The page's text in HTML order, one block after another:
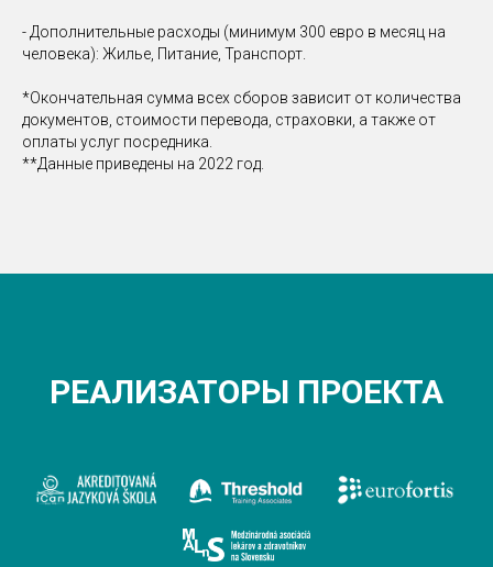
- Дополнительные расходы (минимум 300 евро в месяц на
человека): Жилье, Питание, Транспорт.
*Окончательная сумма всех сборов зависит от количества
документов, стоимости перевода, страховки, а также от
оплаты услуг посредника.
**Данные приведены на 2022 год.
РЕАЛИЗАТОРЫ ПРОЕКТА